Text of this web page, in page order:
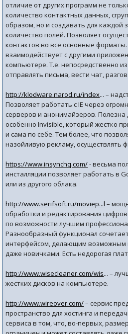
отличие от других программ не
количество контактных данных,
образом, но и создавать для каждой
количество полей. Позволяет
контактов во все основные
взаимодействует с другими
компьютере. Т.е. непосредственно
отправлять письма, вести чат,
http://klodware.narod.ru/index... –
Позволяет работать c IE через
серверов и анонимайзеров. Полезна
особенно Invisible, который жестко
и сама по себе. Тем более, что
назойливую рекламу, осуществлять
https://www.insynchq.com/- весьма
инсталляции позволяет работать в
или из другого облака.
http://www.serifsoft.ru/moviep...l –
обработки и редактирования
по возможности лучшим
Разнообразный функционал
интерфейсом, делающим возможным
даже новичками. Есть недорогая
http://www.wisecleaner.com/wis... –
жестких дисков на компьютере.
http://www.wireover.com/– сервис
пространство для хостинга и
сервиса в том, что, во-первых,